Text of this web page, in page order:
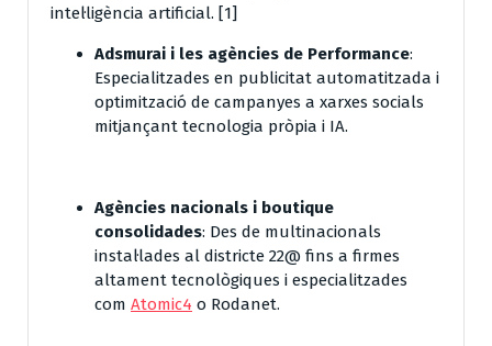
intel·ligència artificial. [1]
Adsmurai i les agències de Performance:
Especialitzades en publicitat automatitzada i
optimització de campanyes a xarxes socials
mitjançant tecnologia pròpia i IA.
Agències nacionals i boutique
consolidades: Des de multinacionals
instal·lades al districte 22@ fins a firmes
altament tecnològiques i especialitzades
com Atomic4 o Rodanet.